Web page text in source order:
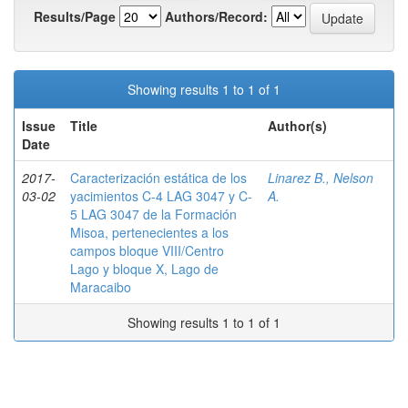
Results/Page
Authors/Record:
Showing results 1 to 1 of 1
Issue
Date
Title Author(s)
2017-
03-02
Caracterización estática de los
yacimientos C-4 LAG 3047 y C-
5 LAG 3047 de la Formación
Misoa, pertenecientes a los
campos bloque VIII/Centro
Lago y bloque X, Lago de
Maracaibo
Linarez B., Nelson
A.
Showing results 1 to 1 of 1